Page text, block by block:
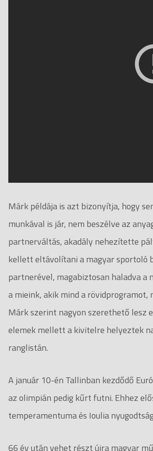
Márk példája is azt bizonyítja, hogy
munkával is jár, nem beszélve az
partnerváltás, akadály nehezítette
kellett eltávolítani a magyar sportoló
partnerével, magabiztosan haladva a
a mieink, akik mind a
Márk szerint nagyon szerethető lesz
elemek mellett a kivitelre helyeztek
ranglistán.
A január 10-én Tallinban kezdődő
az olimpián pedig kűrt futni. Ehhez
temperamentuma és Ioulia
66 év után vehet részt újra magyar